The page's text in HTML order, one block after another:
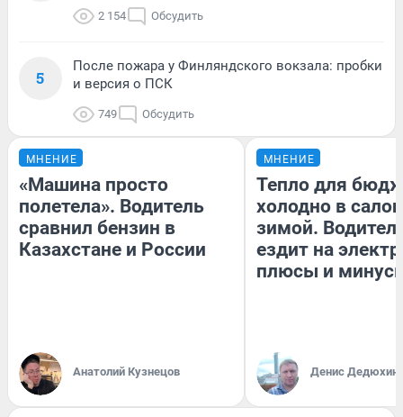
2 154 Обсудить
5
После пожара у Финляндского вокзала: пробки
и версия о ПСК
749 Обсудить
МНЕНИЕ
«Машина просто
полетела». Водитель
сравнил бензин в
Казахстане и России
Анатолий Кузнецов
МНЕНИЕ
Тепло для
холодно в
зимой.
ездит на
плюсы и
Денис Дедюхин